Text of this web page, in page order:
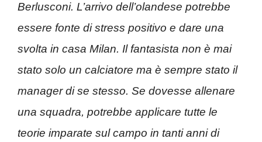
Berlusconi. L’arrivo dell’olandese potrebbe
essere fonte di stress positivo e dare una
svolta in casa Milan. Il fantasista non è mai
stato solo un calciatore ma è sempre stato il
manager di se stesso. Se dovesse allenare
una squadra, potrebbe applicare tutte le
teorie imparate sul campo in tanti anni di